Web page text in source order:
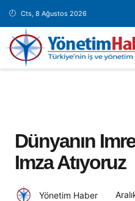
Cts, 8 Ağustos 2026
Dünyanın
Imza Atıyoruz
Yönetim Haber